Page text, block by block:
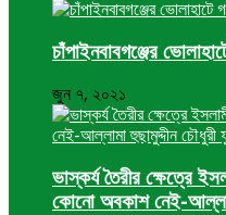
চাঁপাইনবাবগঞ্জের
জুন ৭, ২০২১
ভাস্কর্য তৈরীর ক্ষেত্রে
কোনো অবকাশ নেই-